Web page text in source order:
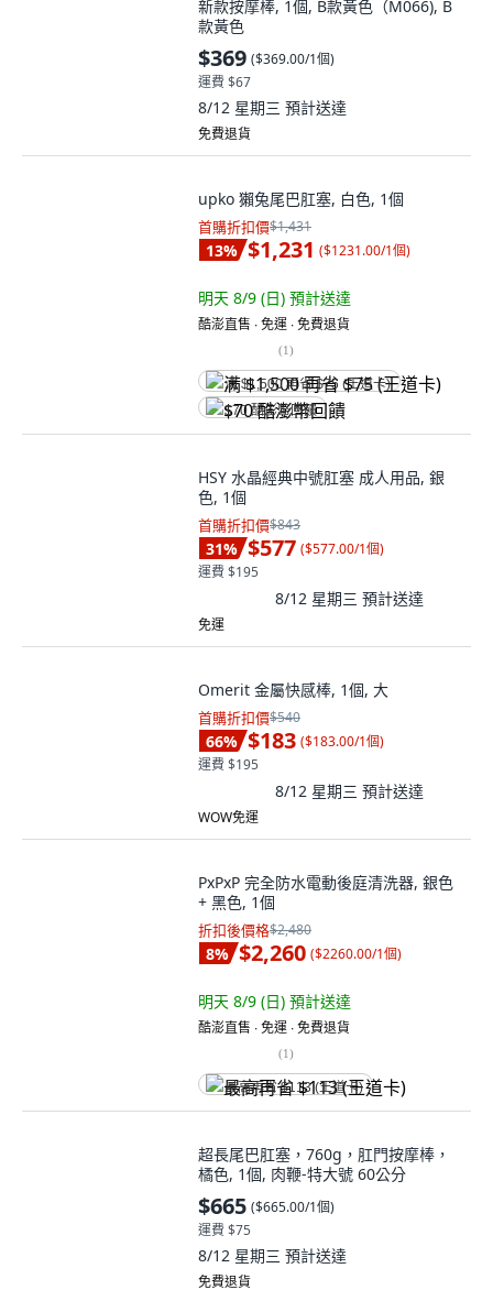
新款按摩棒, 1個, B款黃色（M066), B
款黃色
$369 ($369.00/1個)
運費 $67
8/12 星期三 預計送達
免費退貨
upko 獺兔尾巴肛塞, 白色, 1個
首購折扣價$1,431
13% $1,231 ($1231.00/1個)
明天 8/9 (日) 預計送達
酷澎直售 ∙ 免運 ∙ 免費退貨
(1)
满 $1,500 再省 $75 (王道卡)
$70 酷澎幣回饋
HSY 水晶經典中號肛塞 成人用品, 銀
色, 1個
首購折扣價$843
31% $577 ($577.00/1個)
運費 $195
8/12 星期三 預計送達
免運
Omerit 金屬快感棒, 1個, 大
首購折扣價$540
66% $183 ($183.00/1個)
運費 $195
8/12 星期三 預計送達
WOW免運
PxPxP 完全防水電動後庭清洗器, 銀色
+ 黑色, 1個
折扣後價格$2,480
8% $2,260 ($2260.00/1個)
明天 8/9 (日) 預計送達
酷澎直售 ∙ 免運 ∙ 免費退貨
(1)
最高再省 $113 (王道卡)
超長尾巴肛塞，760g，肛門按摩棒，
橘色, 1個, 肉鞭-特大號 60公分
$665 ($665.00/1個)
運費 $75
8/12 星期三 預計送達
免費退貨